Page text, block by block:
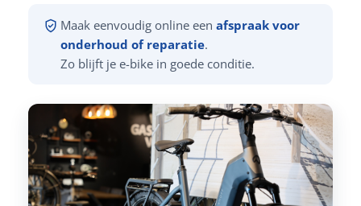
Maak eenvoudig online een afspraak voor
onderhoud of reparatie.
Zo blijft je e-bike in goede conditie.